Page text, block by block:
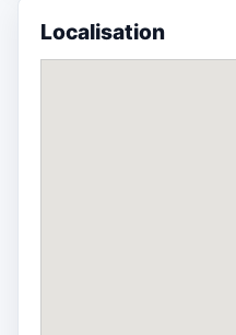
Localisation